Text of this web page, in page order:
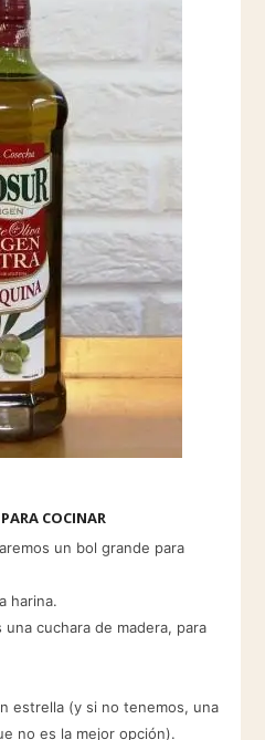
COCINAR
un bol grande para
harina.
cuchara de madera, para
estrella (y si no tenemos, una
no es la mejor opción).